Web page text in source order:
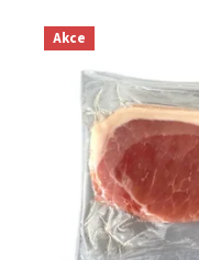
Akce